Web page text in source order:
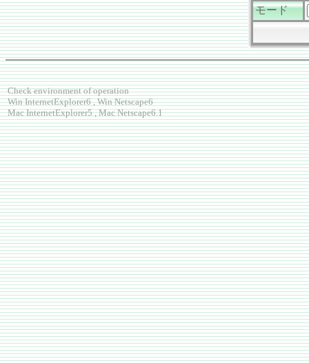
モード
Check environment of operation
Win InternetExplorer6 , Win Netscape6
Mac InternetExplorer5 , Mac Netscape6.1